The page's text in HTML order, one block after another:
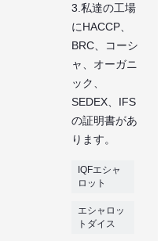
3.私達の工場
にHACCP、
BRC、コーシ
ャ、オーガニ
ック、
SEDEX、IFS
の証明書があ
ります。
IQFエシャ
ロット
エシャロッ
トダイス